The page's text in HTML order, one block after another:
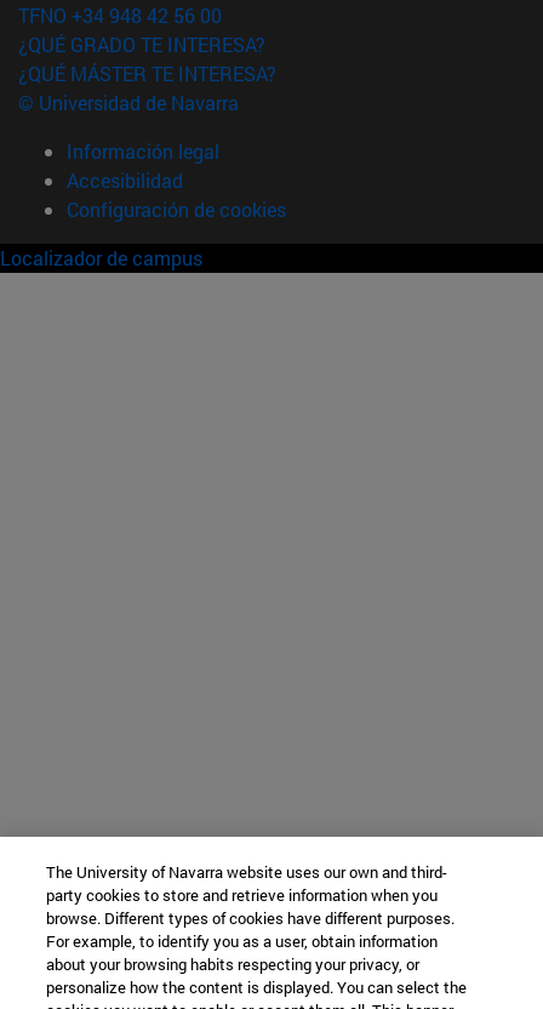
TFNO +34 948 42 56 00
¿QUÉ GRADO TE INTERESA?
¿QUÉ MÁSTER TE INTERESA?
© Universidad de Navarra
Información legal
Accesibilidad
Configuración de cookies
Localizador de campus
The University of Navarra website uses our own and third-
party cookies to store and retrieve information when you
browse. Different types of cookies have different purposes.
For example, to identify you as a user, obtain information
about your browsing habits respecting your privacy, or
personalize how the content is displayed. You can select the